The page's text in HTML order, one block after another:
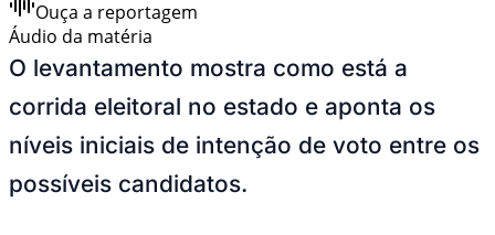
Ouça a reportagem
Áudio da matéria
O levantamento mostra como está a
corrida eleitoral no estado e aponta os
níveis iniciais de intenção de voto entre os
possíveis candidatos.